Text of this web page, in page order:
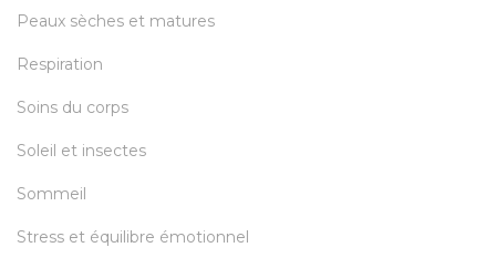
Peaux sèches et matures
Respiration
Soins du corps
Soleil et insectes
Sommeil
Stress et équilibre émotionnel